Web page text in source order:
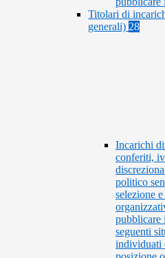
Titolari di
generali) 28
Incarichi
conferiti,
politico
selezione
pubblicare
seguenti
individuati